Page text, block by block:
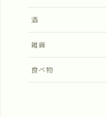
酒
雑貨
食べ物